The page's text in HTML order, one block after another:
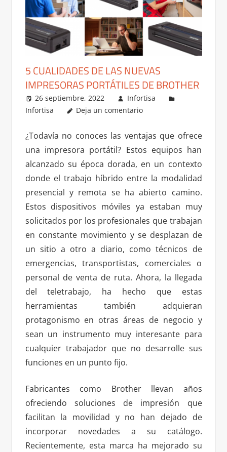
5 CUALIDADES DE LAS NUEVAS
IMPRESORAS PORTÁTILES DE BROTHER
26 septiembre, 2022
Infortisa
Infortisa
Deja un comentario
¿Todavía no conoces las ventajas que ofrece
una impresora portátil? Estos equipos han
alcanzado su época dorada, en un contexto
donde el trabajo híbrido entre la modalidad
presencial y remota se ha abierto camino.
Estos dispositivos móviles ya estaban muy
solicitados por los profesionales que trabajan
en constante movimiento y se desplazan de
un sitio a otro a diario, como técnicos de
emergencias, transportistas, comerciales o
personal de venta de ruta. Ahora, la llegada
del teletrabajo, ha hecho que estas
herramientas también adquieran
protagonismo en otras áreas de negocio y
sean un instrumento muy interesante para
cualquier trabajador que no desarrolle sus
funciones en un punto fijo.
Fabricantes como Brother llevan años
ofreciendo soluciones de impresión que
facilitan la movilidad y no han dejado de
incorporar novedades a su catálogo.
Recientemente, esta marca ha mejorado su